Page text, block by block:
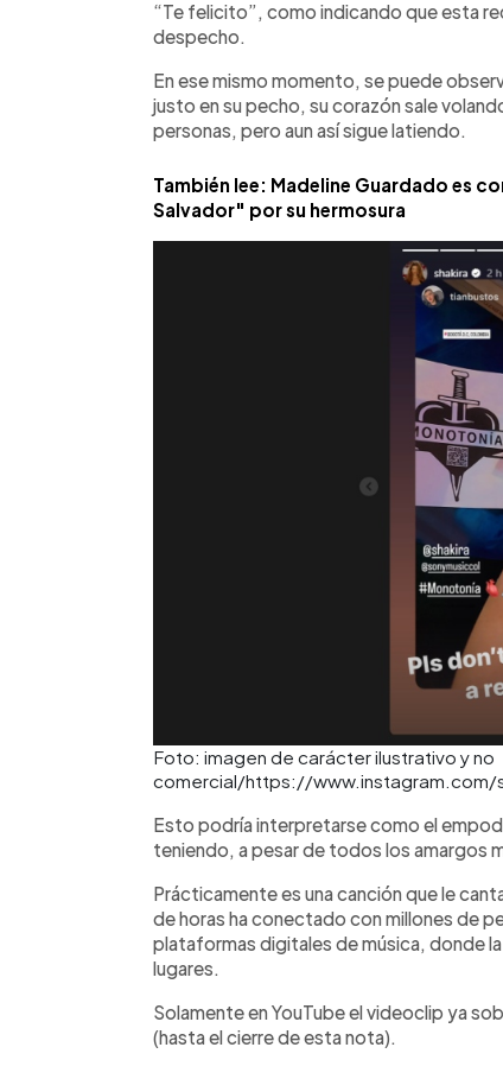
“Te felicito”, como indicando que esta
despecho.
En ese mismo momento, se puede
justo en su pecho, su corazón sale
personas, pero aun así sigue latiendo.
También lee: Madeline Guardado es
Salvador" por su hermosura
Foto: imagen de carácter ilustrativo y no
comercial/https://www.instagram.com/
Esto podría interpretarse como el
teniendo, a pesar de todos los amargos
Prácticamente es una canción que le
de horas ha conectado con millones de
plataformas digitales de música, donde
lugares.
Solamente en YouTube el videoclip ya
(hasta el cierre de esta nota).